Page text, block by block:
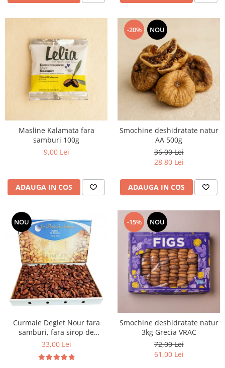
Masline Kalamata fara
samburi 100g
9,00 Lei
ADAUGA IN COS
-20% NOU
Smochine deshidratate natur
AA 500g
36,00 Lei
28,80 Lei
ADAUGA IN COS
NOU
Curmale Deglet Nour fara
samburi, fara sirop de
glucoza 5 kg VRAC
33,00 Lei
-15% NOU
Smochine deshidratate natur
3kg Grecia VRAC
72,00 Lei
61,00 Lei